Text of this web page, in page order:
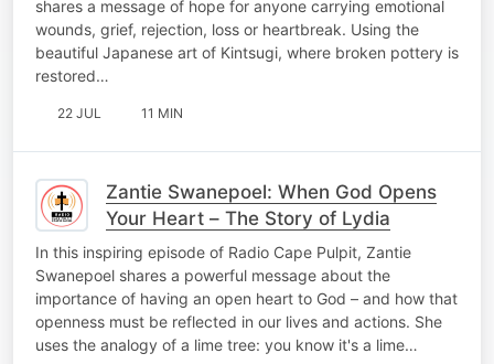
shares a message of hope for anyone carrying emotional
wounds, grief, rejection, loss or heartbreak. Using the
beautiful Japanese art of Kintsugi, where broken pottery is
restored…
22 JUL 11 MIN
Zantie Swanepoel: When God Opens
Your Heart – The Story of Lydia
In this inspiring episode of Radio Cape Pulpit, Zantie
Swanepoel shares a powerful message about the
importance of having an open heart to God – and how that
openness must be reflected in our lives and actions. She
uses the analogy of a lime tree: you know it's a lime…